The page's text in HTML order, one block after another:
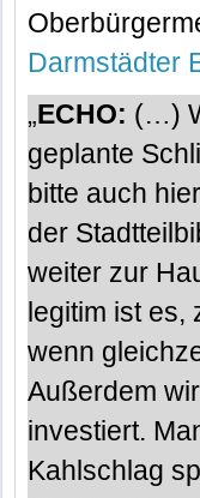
Darmstädter
„ECHO: (…)
geplante
bitte auch
der
weiter zur
legitim ist
wenn
Außerdem
investiert.
Kahlschlag